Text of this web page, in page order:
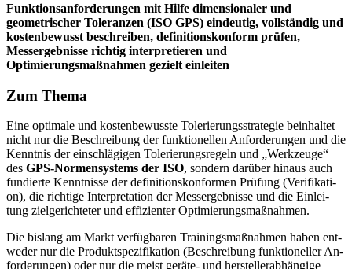
Funktionsanforderungen mit Hilfe dimensionaler und
geometrischer Toleranzen (ISO GPS) eindeutig, vollständig und
kostenbewusst beschreiben, definitionskonform prüfen,
Messergebnisse richtig interpretieren und
Optimierungsmaßnahmen gezielt einleiten
Zum Thema
Eine optimale und kostenbewusste Tolerierungsstrategie beinhaltet
nicht nur die Beschreibung der funktionellen Anforderungen und die
Kenntnis der einschlägigen Tolerierungsregeln und „Werkzeu­ge“
des GPS-Normensystems der ISO, sondern darüber hinaus auch
fundierte Kenntnisse der definitionskonformen Prüfung (Verifikati­
on), die rich­tige Interpreta­tion der Messergebnisse und die Einlei­
tung ziel­gerich­teter und effi­zi­enter Optimierungsmaßnahmen.
Die bislang am Markt verfügbaren Trainingsmaßnahmen haben ent­
weder nur die Produktspezifikation (Beschreibung funktioneller An­
forderungen) oder nur die meist geräte- und herstellerabhängige